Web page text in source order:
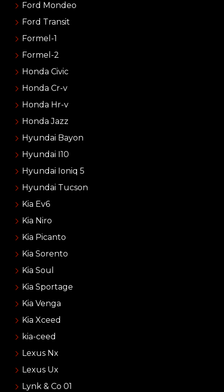
Ford Mondeo
Ford Transit
Formel-1
Formel-2
Honda Civic
Honda Cr-v
Honda Hr-v
Honda Jazz
Hyundai Bayon
Hyundai I10
Hyundai Ioniq 5
Hyundai Tucson
Kia Ev6
Kia Niro
Kia Picanto
Kia Sorento
Kia Soul
Kia Sportage
Kia Venga
Kia Xceed
kia-ceed
Lexus Nx
Lexus Ux
Lynk & Co 01